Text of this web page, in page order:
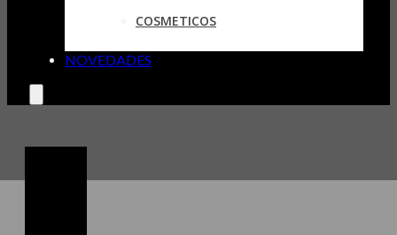
COSMETICOS
NOVEDADES